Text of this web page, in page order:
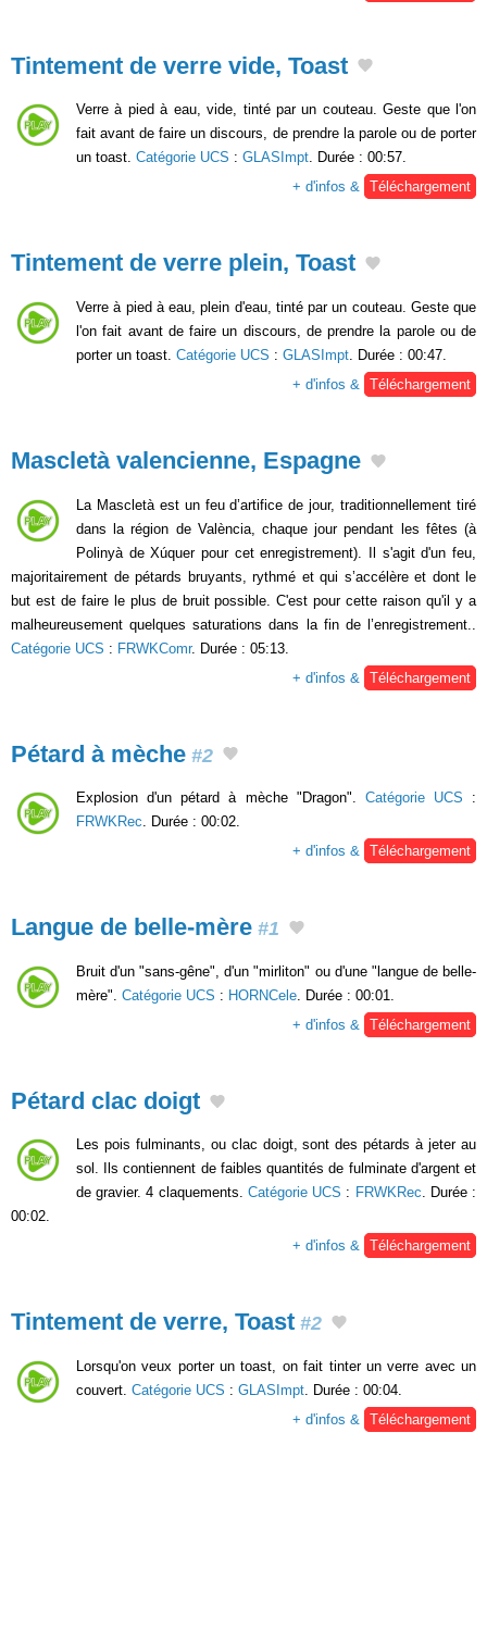
Tintement de verre vide, Toast
Verre à pied à eau, vide, tinté par un couteau. Geste que l'on
fait avant de faire un discours, de prendre la parole ou de porter
un toast. Catégorie UCS : GLASImpt. Durée : 00:57.
+ d'infos & Téléchargement
Tintement de verre plein, Toast
Verre à pied à eau, plein d'eau, tinté par un couteau. Geste que
l'on fait avant de faire un discours, de prendre la parole ou de
porter un toast. Catégorie UCS : GLASImpt . Durée : 00:47.
+ d'infos &
Téléchargement
Mascletà valencienne, Espagne
La Mascletà est un feu d’artifice de jour, traditionnellement tiré
dans la région de València, chaque jour pendant les fêtes (à
Polinyà de Xúquer pour cet enregistrement). Il s'agit d'un feu,
majoritairement de pétards bruyants, rythmé et qui s’accélère et dont le
but est de faire le plus de bruit possible. C'est pour cette raison qu'il y a
malheureusement quelques saturations dans la fin de l’enregistrement..
Catégorie UCS : FRWKComr. Durée : 05:13.
+ d'infos &
Téléchargement
Pétard à mèche #2
Explosion d'un pétard à mèche "Dragon". Catégorie UCS :
FRWKRec. Durée : 00:02.
+ d'infos & Téléchargement
Langue de belle-mère #1
Bruit d'un "sans-gêne", d'un "mirliton" ou d'une "langue de belle-
mère". Catégorie UCS : HORNCele . Durée : 00:01.
+ d'infos &
Téléchargement
Pétard clac doigt
Les pois fulminants, ou clac doigt, sont des pétards à jeter au
sol. Ils contiennent de faibles quantités de fulminate d'argent et
de gravier. 4 claquements. Catégorie UCS : FRWKRec. Durée :
00:02.
+ d'infos & Téléchargement
Tintement de verre, Toast #2
Lorsqu'on veux porter un toast, on fait tinter un verre avec un
couvert. Catégorie UCS : GLASImpt. Durée : 00:04.
+ d'infos & Téléchargement